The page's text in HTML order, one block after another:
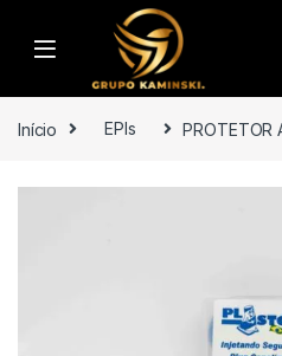
Saltar para navegação
Pular para o conteúdo
Início EPIs PROTETOR